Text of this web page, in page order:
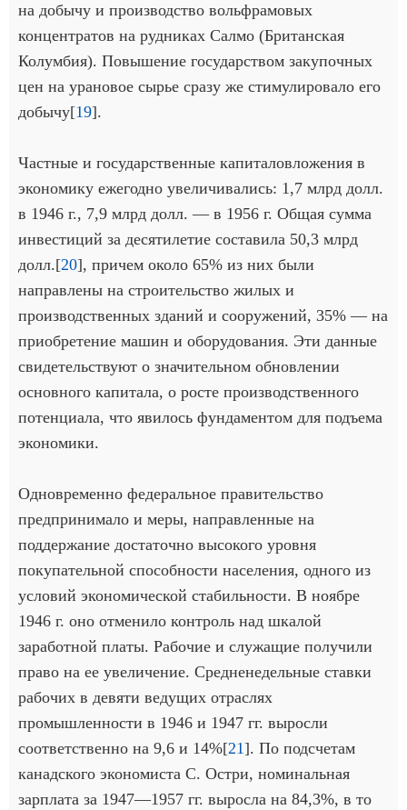
на добычу и производство вольфрамовых
концентратов на рудниках Салмо (Британская
Колумбия). Повышение государством закупочных
цен на урановое сырье сразу же стимулировало его
добычу[19].
Частные и государственные капиталовложения в
экономику ежегодно увеличивались: 1,7 млрд долл.
в 1946 г., 7,9 млрд долл. — в 1956 г. Общая сумма
инвестиций за десятилетие составила 50,3 млрд
долл.[20], причем около 65% из них были
направлены на строительство жилых и
производственных зданий и сооружений, 35% — на
приобретение машин и оборудования. Эти данные
свидетельствуют о значительном обновлении
основного капитала, о росте производственного
потенциала, что явилось фундаментом для подъема
экономики.
Одновременно федеральное правительство
предпринимало и меры, направленные на
поддержание достаточно высокого уровня
покупательной способности населения, одного из
условий экономической стабильности. В ноябре
1946 г. оно отменило контроль над шкалой
заработной платы. Рабочие и служащие получили
право на ее увеличение. Средненедельные ставки
рабочих в девяти ведущих отраслях
промышленности в 1946 и 1947 гг. выросли
соответственно на 9,6 и 14%[21]. По подсчетам
канадского экономиста С. Остри, номинальная
зарплата за 1947—1957 гг. выросла на 84,3%, в то